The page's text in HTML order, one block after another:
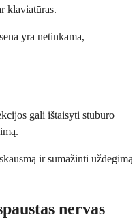
klaviatūras.
yra netinkama,
gali ištaisyti stuburo
ir sumažinti uždegimą
nervas